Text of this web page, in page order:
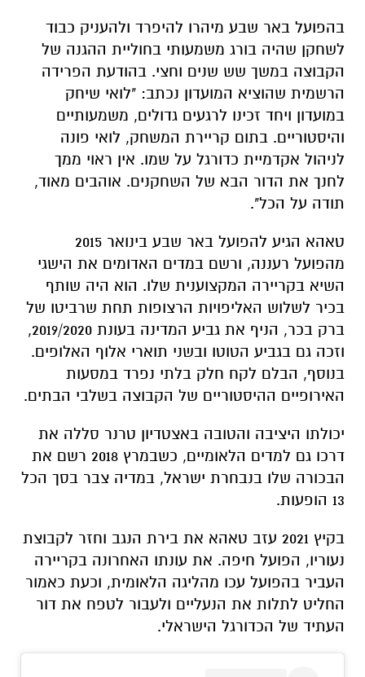
בהפועל באר שבע מיהרו להיפרד ולהעניק כבוד
לשחקן שהיה בורג משמעותי בחוליית ההגנה של
הקבוצה במשך שש שנים וחצי. בהודעת הפרידה
הרשמית שהוציא המועדון נכתב: "לואי שיחק
במועדון ויחד זכינו לרגעים גדולים, משמעותיים
והיסטוריים. בתום קריירת המשחק, לואי פונה
לניהול אקדמיית כדורגל על שמו. אין ראוי ממך
לחנך את הדור הבא של השחקנים. אוהבים מאוד,
תודה על הכל".
טאהא הגיע להפועל באר שבע בינואר 2015
מהפועל רעננה, ורשם במדים האדומים את הישגי
השיא בקריירה המקצוענית שלו. הוא היה שותף
בכיר לשלוש האליפויות הרצופות תחת שרביטו של
ברק בכר, הניף את גביע המדינה בעונת 2019/2020,
וזכה גם בגביע הטוטו ובשני תוארי אלוף האלופים.
בנוסף, הבלם לקח חלק בלתי נפרד במסעות
האירופיים ההיסטוריים של הקבוצה בשלבי הבתים.
יכולתו היציבה והטובה באצטדיון טרנר סללה את
דרכו גם למדים הלאומיים, כשבמרץ 2018 רשם את
הבכורה שלו בנבחרת ישראל, במדיה צבר בסך הכל
13 הופעות.
בקיץ 2021 עזב טאהא את בירת הנגב וחזר לקבוצת
נעוריו, הפועל חיפה. את עונתו האחרונה בקריירה
העביר בהפועל עכו מהליגה הלאומית, וכעת כאמור
החליט לתלות את הנעליים ולעבור לטפח את דור
העתיד של הכדורגל הישראלי.